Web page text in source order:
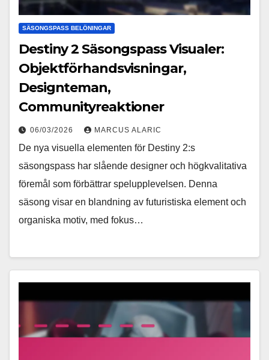
SÄSONGSPASS BELÖNINGAR
Destiny 2 Säsongspass Visualer:
Objektförhandsvisningar,
Designteman,
Communityreaktioner
06/03/2026 MARCUS ALARIC
De nya visuella elementen för Destiny 2:s
säsongspass har slående designer och högkvalitativa
föremål som förbättrar spelupplevelsen. Denna
säsong visar en blandning av futuristiska element och
organiska motiv, med fokus…